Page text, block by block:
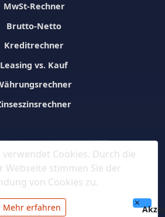
MwSt-Rechner
Brutto-Netto
Kreditrechner
Leasing vs. Kauf
verwendet Cookies. Durch die
Webseite stimmen Sie der
von Cookies zu.
Mehr erfahren